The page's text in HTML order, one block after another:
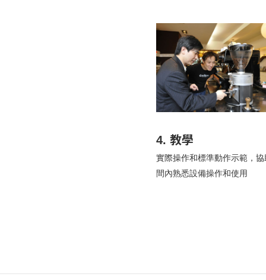
4. 教學
實際操作和標準動作示範，
間內熟悉設備操作和使用